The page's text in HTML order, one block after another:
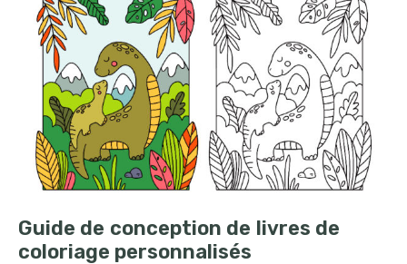
Guide de conception de livres de
coloriage personnalisés